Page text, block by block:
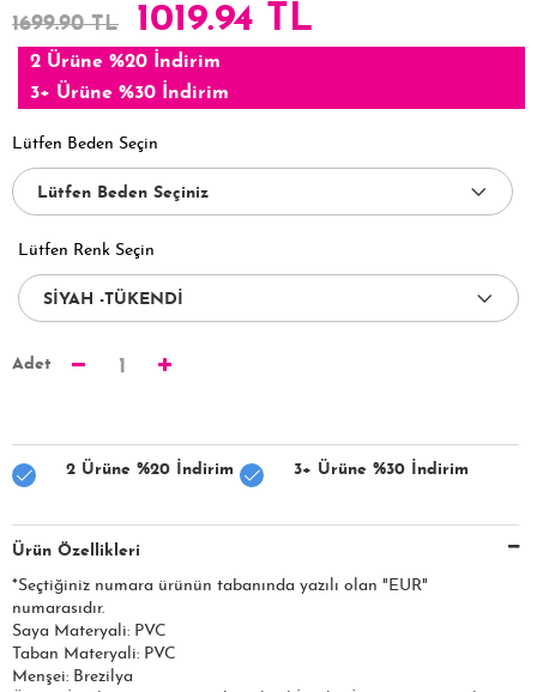
1699.90 TL 1019.94 TL
2 Ürüne %20 İndirim
3+ Ürüne %30 İndirim
Lütfen Beden Seçin
Lütfen Renk Seçin
Adet 1
2 Ürüne %20 İndirim 3+ Ürüne %30 İndirim
Ürün Özellikleri
*Seçtiğiniz numara ürünün tabanında yazılı olan "EUR"
numarasıdır.
Saya Materyali: PVC
Taban Materyali: PVC
Menşei: Brezilya